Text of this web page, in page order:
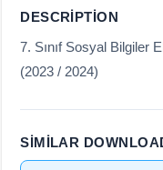
DESCRIPTION
7. Sınıf Sosyal Bilgiler
(2023 / 2024)
SIMILAR